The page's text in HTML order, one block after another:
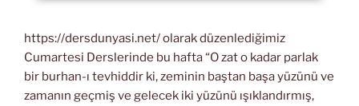
https://dersdunyasi.net/ olarak düzenlediğimiz
Cumartesi Derslerinde bu hafta “O zat o kadar parlak
bir burhan-ı tevhiddir ki, zeminin baştan başa yüzünü ve
zamanın geçmiş ve gelecek iki yüzünü ışıklandırmış,